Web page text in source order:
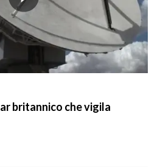
britannico che vigila